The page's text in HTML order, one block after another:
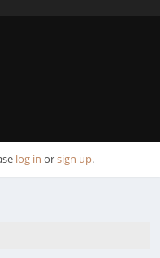
log in orsign up.